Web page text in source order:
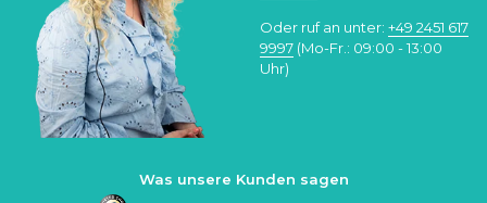
Oder ruf an unter: +49 2451 617
9997 (Mo-Fr.: 09:00 - 13:00
Uhr)
Was unsere Kunden sagen